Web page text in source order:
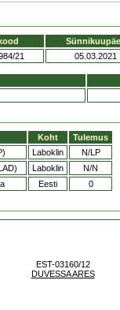
21 05.03.2021
Koht
Tulemus
Laboklin
N/LP
Laboklin
N/N
Eesti 0
EST-03160/12
DUVESSA ARES